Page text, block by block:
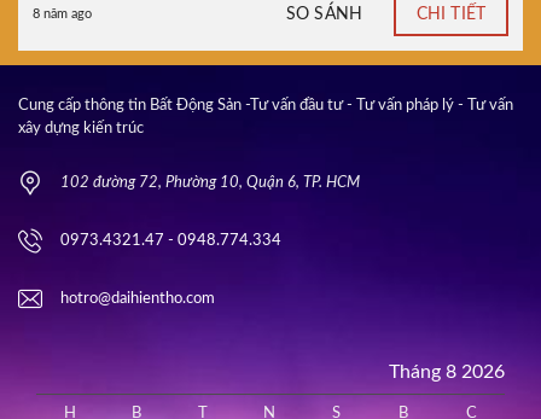
8 năm ago SO SÁNH CHI TIẾT
Cung cấp thông tin Bất Động Sản -Tư vấn đầu tư - Tư vấn pháp lý - Tư vấn
xây dựng kiến trúc
102 đường 72, Phường 10, Quận 6, TP. HCM
0973.4321.47 - 0948.774.334
hotro@daihientho.com
Tháng 8 2026
H B N S B C